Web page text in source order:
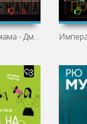
0
Мент. Одесса-мама - Дмитрий Дашко